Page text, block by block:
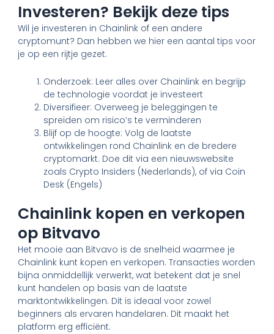
Investeren? Bekijk deze tips
Wil je investeren in Chainlink of een andere
cryptomunt? Dan hebben we hier een aantal tips voor
je op een rijtje gezet.
Onderzoek: Leer alles over Chainlink en begrijp
de technologie voordat je investeert
Diversifieer: Overweeg je beleggingen te
spreiden om risico’s te verminderen
Blijf op de hoogte: Volg de laatste
ontwikkelingen rond Chainlink en de bredere
cryptomarkt. Doe dit via een nieuwswebsite
zoals Crypto Insiders (Nederlands), of via Coin
Desk (Engels)
Chainlink kopen en verkopen
op Bitvavo
Het mooie aan Bitvavo is de snelheid waarmee je
Chainlink kunt kopen en verkopen. Transacties worden
bijna onmiddellijk verwerkt, wat betekent dat je snel
kunt handelen op basis van de laatste
marktontwikkelingen. Dit is ideaal voor zowel
beginners als ervaren handelaren. Dit maakt het
platform erg efficiënt.